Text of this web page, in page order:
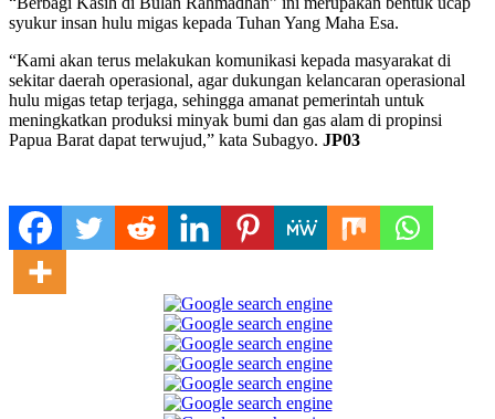
syukur insan hulu migas kepada Tuhan Yang Maha Esa.
“Kami akan terus melakukan komunikasi kepada masyarakat di
sekitar daerah operasional, agar dukungan kelancaran operasional
hulu migas tetap terjaga, sehingga amanat pemerintah untuk
meningkatkan produksi minyak bumi dan gas alam di propinsi
Papua Barat dapat terwujud,” kata Subagyo. JP03